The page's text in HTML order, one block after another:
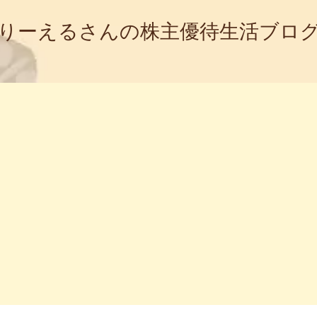
ーえるさんの株主優待生活ブロ